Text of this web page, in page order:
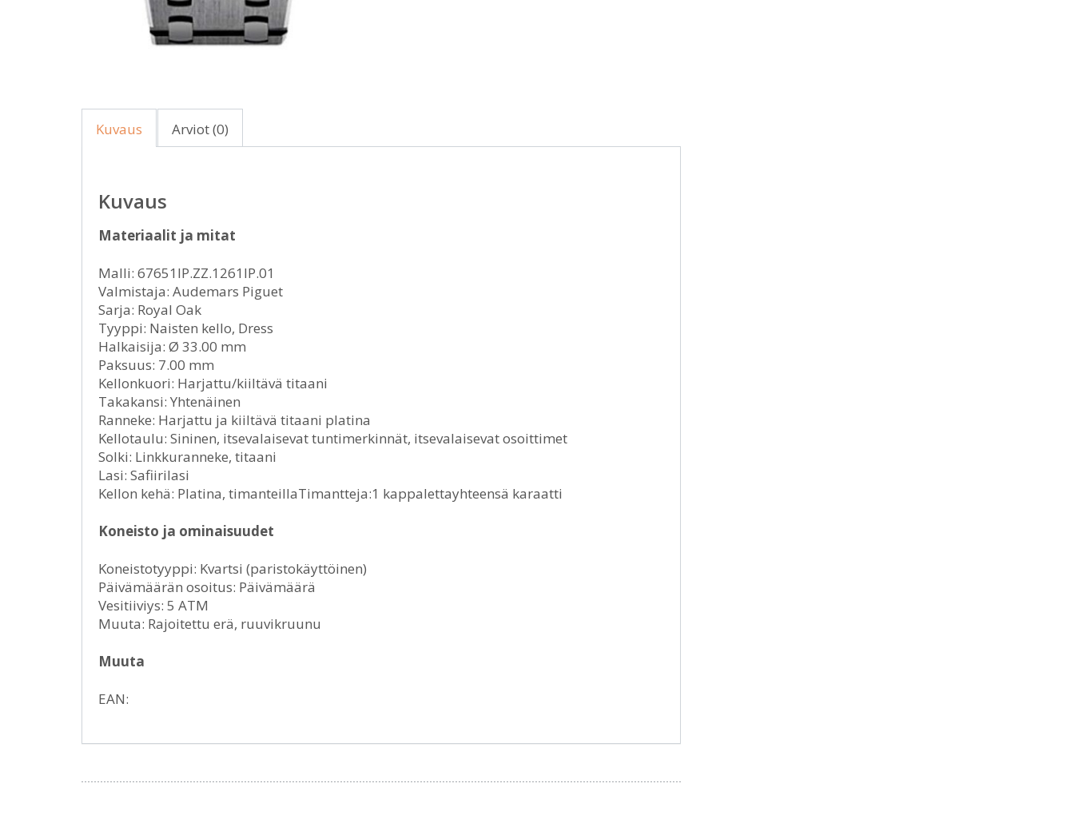
Kuvaus Arviot (0)
Kuvaus
Materiaalit ja mitat
Malli: 67651IP.ZZ.1261IP.01
Valmistaja: Audemars Piguet
Sarja: Royal Oak
Tyyppi: Naisten kello, Dress
Halkaisija: Ø 33.00 mm
Paksuus: 7.00 mm
Kellonkuori: Harjattu/kiiltävä titaani
Takakansi: Yhtenäinen
Ranneke: Harjattu ja kiiltävä titaani platina
Kellotaulu: Sininen, itsevalaisevat tuntimerkinnät, itsevalaisevat osoittimet
Solki: Linkkuranneke, titaani
Lasi: Safiirilasi
Kellon kehä: Platina, timanteillaTimantteja:1 kappalettayhteensä karaatti
Koneisto ja ominaisuudet
Koneistotyyppi: Kvartsi (paristokäyttöinen)
Päivämäärän osoitus: Päivämäärä
Vesitiiviys: 5 ATM
Muuta: Rajoitettu erä, ruuvikruunu
Muuta
EAN: